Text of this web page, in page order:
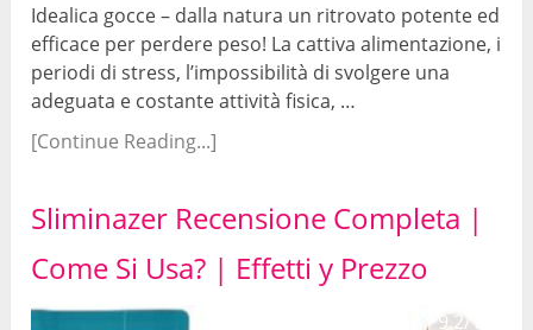
Idealica gocce – dalla natura un ritrovato potente ed
efficace per perdere peso! La cattiva alimentazione, i
periodi di stress, l’impossibilità di svolgere una
adeguata e costante attività fisica, …
[Continue Reading...]
Sliminazer Recensione Completa |
Come Si Usa? | Effetti y Prezzo
9.2/10